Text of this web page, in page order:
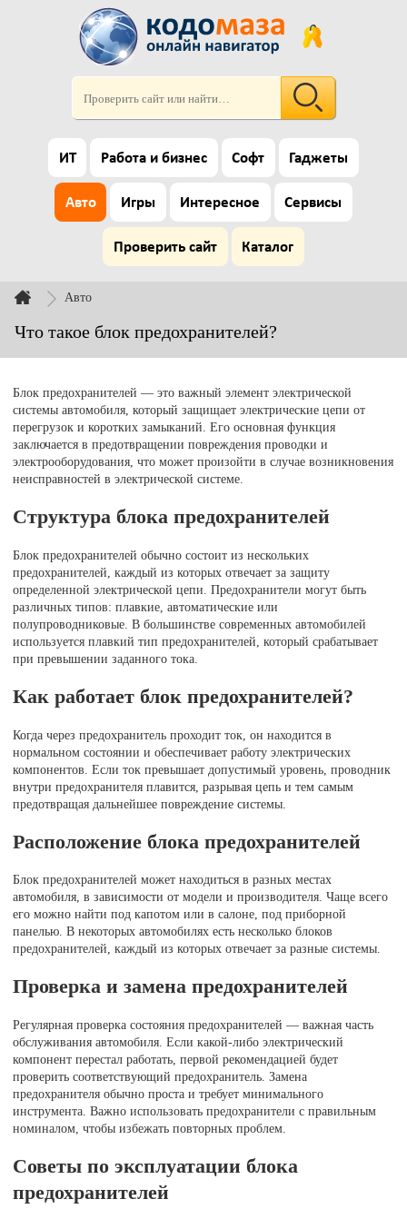
ИТ Работа и бизнес Софт Гаджеты
Авто Игры Интересное Сервисы
Проверить сайт Каталог
Авто
Что такое блок предохранителей?
Блок предохранителей — это важный элемент электрической
системы автомобиля, который защищает электрические цепи от
перегрузок и коротких замыканий. Его основная функция
заключается в предотвращении повреждения проводки и
электрооборудования, что может произойти в случае возникновения
неисправностей в электрической системе.
Структура блока предохранителей
Блок предохранителей обычно состоит из нескольких
предохранителей, каждый из которых отвечает за защиту
определенной электрической цепи. Предохранители могут быть
различных типов: плавкие, автоматические или
полупроводниковые. В большинстве современных автомобилей
используется плавкий тип предохранителей, который срабатывает
при превышении заданного тока.
Как работает блок предохранителей?
Когда через предохранитель проходит ток, он находится в
нормальном состоянии и обеспечивает работу электрических
компонентов. Если ток превышает допустимый уровень, проводник
внутри предохранителя плавится, разрывая цепь и тем самым
предотвращая дальнейшее повреждение системы.
Расположение блока предохранителей
Блок предохранителей может находиться в разных местах
автомобиля, в зависимости от модели и производителя. Чаще всего
его можно найти под капотом или в салоне, под приборной
панелью. В некоторых автомобилях есть несколько блоков
предохранителей, каждый из которых отвечает за разные системы.
Проверка и замена предохранителей
Регулярная проверка состояния предохранителей — важная часть
обслуживания автомобиля. Если какой-либо электрический
компонент перестал работать, первой рекомендацией будет
проверить соответствующий предохранитель. Замена
предохранителя обычно проста и требует минимального
инструмента. Важно использовать предохранители с правильным
номиналом, чтобы избежать повторных проблем.
Советы по эксплуатации блока
предохранителей